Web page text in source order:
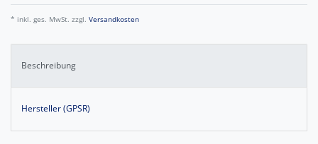
* inkl. ges. MwSt. zzgl. Versandkosten
Beschreibung
Hersteller (GPSR)